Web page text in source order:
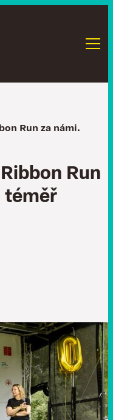
Run za námi.
Ribbon Run
téměř